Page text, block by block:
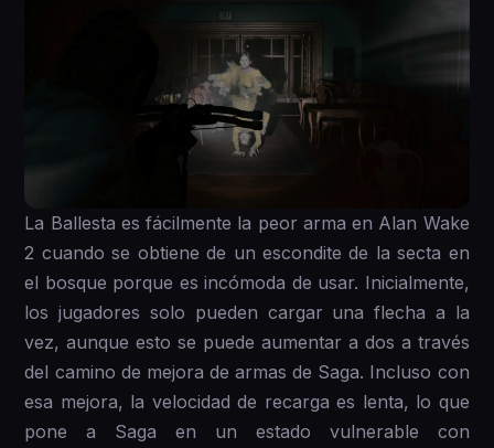
La Ballesta es fácilmente la peor arma en Alan Wake
2 cuando se obtiene de un escondite de la secta en
el bosque porque es incómoda de usar. Inicialmente,
los jugadores solo pueden cargar una flecha a la
vez, aunque esto se puede aumentar a dos a través
del camino de mejora de armas de Saga. Incluso con
esa mejora, la velocidad de recarga es lenta, lo que
pone a Saga en un estado vulnerable con